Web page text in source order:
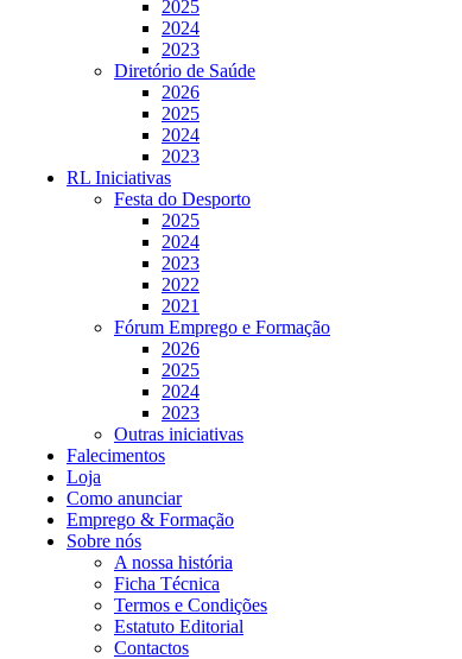
2025
2024
2023
Diretório de Saúde
2026
2025
2024
2023
RL Iniciativas
Festa do Desporto
2025
2024
2023
2022
2021
Fórum Emprego e Formação
2026
2025
2024
2023
Outras iniciativas
Falecimentos
Loja
Como anunciar
Emprego & Formação
Sobre nós
A nossa história
Ficha Técnica
Termos e Condições
Estatuto Editorial
Contactos